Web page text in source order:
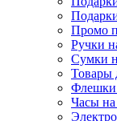
Промо
Ручки
Сумки
Товары
Флешки
Часы на